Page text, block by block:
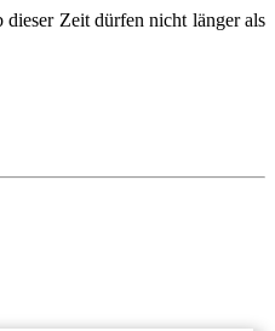
dieser Zeit dürfen nicht länger als